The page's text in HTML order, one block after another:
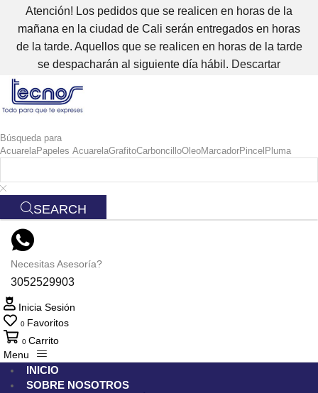
Atención! Los pedidos que se realicen en horas de la
mañana en la ciudad de Cali serán entregados en horas
de la tarde. Aquellos que se realicen en horas de la tarde
se despacharán al siguiente día hábil. Descartar
Búsqueda para
AcuarelaPapeles AcuarelaGrafitoCarboncilloOleoMarcadorPincel Pluma
SEARCH
Necesitas Asesoría?
3052529903
Inicia Sesión
0 Favoritos
0 Carrito
Menu
INICIO
SOBRE NOSOTROS